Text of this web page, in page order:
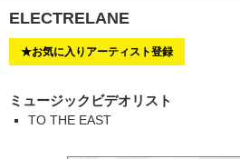
ELECTRELANE
★お気に入りアーティスト登録
ミュージックビデオリスト
TO THE EAST